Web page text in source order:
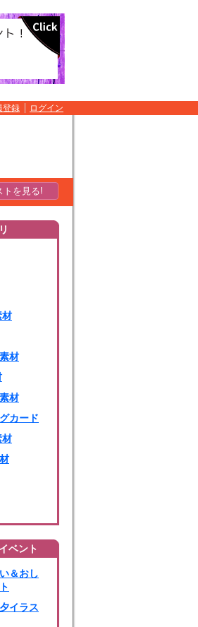
登録 ログイン
を見る!
材
材
材
カード
材
ベント
＆おし
イラス